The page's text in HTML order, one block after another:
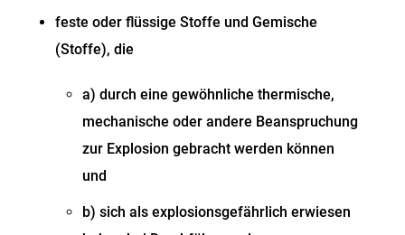
feste oder flüssige Stoffe und Gemische
(Stoffe), die
a) durch eine gewöhnliche thermische,
mechanische oder andere Beanspruchung
zur Explosion gebracht werden können
und
b) sich als explosionsgefährlich erwiesen